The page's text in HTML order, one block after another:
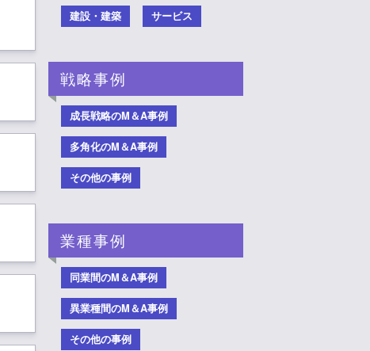
建設・建築 サービス
戦略事例
成長戦略のM＆A事例
多角化のM＆A事例
その他の事例
業種事例
同業間のM＆A事例
異業種間のM＆A事例
その他の事例